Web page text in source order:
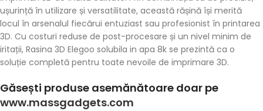
ușurință în utilizare și versatilitate, această rășină își merită
locul în arsenalul fiecărui entuziast sau profesionist în printarea
3D. Cu costuri reduse de post-procesare și un nivel minim de
iritații, Rasina 3D Elegoo solubila in apa 8k se prezintă ca o
soluție completă pentru toate nevoile de imprimare 3D.
Găsești produse asemănătoare doar pe
www.massgadgets.com